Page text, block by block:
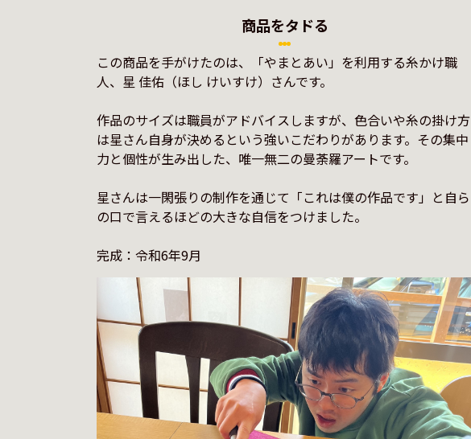
商品をタドる
この商品を手がけたのは、「やまとあい」を利用する糸かけ職
人、星 佳佑（ほし けいすけ）さんです。
作品のサイズは職員がアドバイスしますが、色合いや糸の掛け方
は星さん自身が決めるという強いこだわりがあります。その集中
力と個性が生み出した、唯一無二の曼荼羅アートです。
星さんは一閑張りの制作を通じて「これは僕の作品です」と自ら
の口で言えるほどの大きな自信をつけました。
完成：令和6年9月